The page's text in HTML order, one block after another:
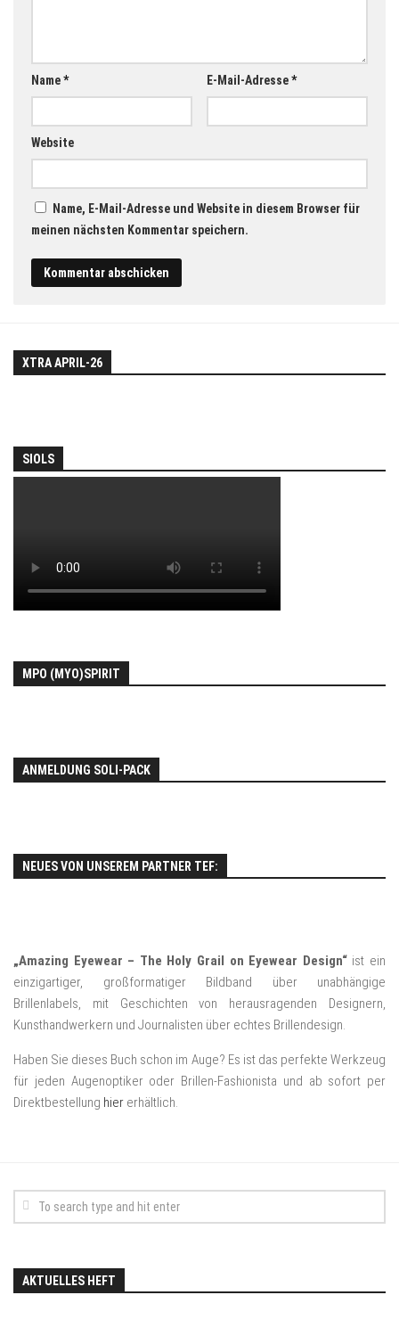
Name* E-Mail-Adresse*
Website
Name, E-Mail-Adresse und Website in diesem Browser für
meinen nächsten Kommentar speichern.
XTRA APRIL-26
SIOLS
MPO (MYO)SPIRIT
ANMELDUNG SOLI-PACK
NEUES VON UNSEREM PARTNER TEF:
„Amazing Eyewear – The Holy Grail on Eyewear Design“ist ein
einzigartiger, großformatiger Bildband über unabhängige
Brillenlabels, mit Geschichten von herausragenden Designern,
Kunsthandwerkern und Journalisten über echtes Brillendesign.
Haben Sie dieses Buch schon im Auge? Es ist das perfekte Werkzeug
für jeden Augenoptiker oder Brillen-Fashionista und ab sofort per
Direktbestellung hier erhältlich.
AKTUELLES HEFT